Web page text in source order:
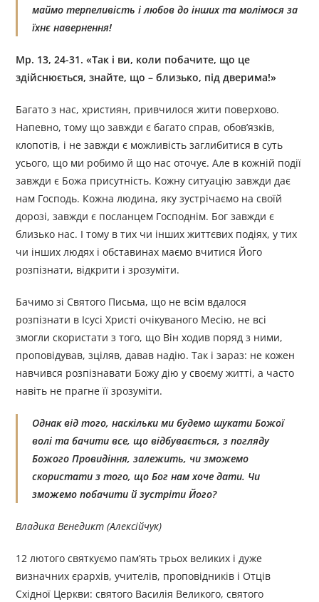
маймо терпеливість і любов до інших та молімося за
їхнє навернення!
Мр. 13, 24-31. «Так і ви, коли побачите, що це
здійснюється, знайте, що – близько, під дверима!»
Багато з нас, християн, привчилося жити поверхово.
Напевно, тому що завжди є багато справ, обов’язків,
клопотів, і не завжди є можливість заглибитися в суть
усього, що ми робимо й що нас оточує. Але в кожній події
завжди є Божа присутність. Кожну ситуацію завжди дає
нам Господь. Кожна людина, яку зустрічаємо на своїй
дорозі, завжди є посланцем Господнім. Бог завжди є
близько нас. І тому в тих чи інших життєвих подіях, у тих
чи інших людях і обставинах маємо вчитися Його
розпізнати, відкрити і зрозуміти.
Бачимо зі Святого Письма, що не всім вдалося
розпізнати в Ісусі Христі очікуваного Месію, не всі
змогли скористати з того, що Він ходив поряд з ними,
проповідував, зціляв, давав надію. Так і зараз: не кожен
навчився розпізнавати Божу дію у своєму житті, а часто
навіть не прагне її зрозуміти.
Однак від того, наскільки ми будемо шукати Божої
волі та бачити все, що відбувається, з погляду
Божого Провидіння, залежить, чи зможемо
скористати з того, що Бог нам хоче дати. Чи
зможемо побачити й зустріти Його?
Владика Венедикт (Алексійчук)
12 лютого святкуємо пам’ять трьох великих і дуже
визначних єрархів, учителів, проповідників і Отців
Східної Церкви: святого Василія Великого, святого